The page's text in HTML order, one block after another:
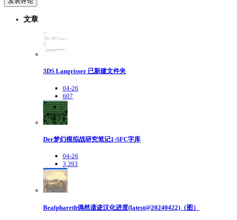
文章
3DS Langrisser 已新建文件夹
04-26
607
Der梦幻模拟战研究笔记1-SFC字库
04-26
3,393
Bealphareth偶然遗迹汉化进度(latest@20240422)（图）